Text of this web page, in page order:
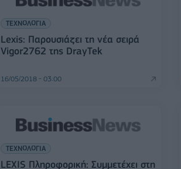
ΤΕΧΝΟΛΟΓΙΑ
Lexis: Παρουσιάζει τη νέα σειρά
Vigor2762 της DrayTek
16/05/2018 - 03:00
ΤΕΧΝΟΛΟΓΙΑ
LEXIS Πληροφορική: Συμμετέχει στη